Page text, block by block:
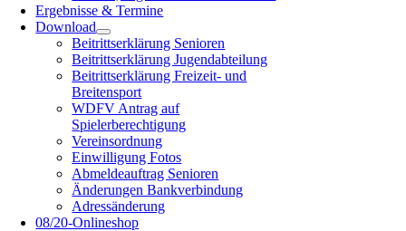
Ergebnisse & Termine
Download
Beitrittserklärung Senioren
Beitrittserklärung Jugendabteilung
Beitrittserklärung Freizeit- und
Breitensport
WDFV Antrag auf
Spielerberechtigung
Vereinsordnung
Einwilligung Fotos
Abmeldeauftrag Senioren
Änderungen Bankverbindung
Adressänderung
08/20-Onlineshop